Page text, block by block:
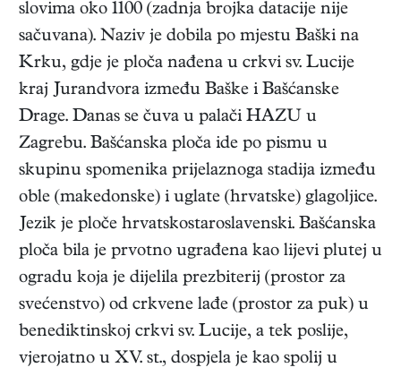
slovima oko 1100 (zadnja brojka datacije nije
sačuvana). Naziv je dobila po mjestu Baški na
Krku, gdje je ploča nađena u crkvi sv. Lucije
kraj Jurandvora između Baške i Bašćanske
Drage. Danas se čuva u palači HAZU u
Zagrebu. Bašćanska ploča ide po pismu u
skupinu spomenika prijelaznoga stadija između
oble (makedonske) i uglate (hrvatske) glagoljice.
Jezik je ploče hrvatskostaroslavenski. Bašćanska
ploča bila je prvotno ugrađena kao lijevi plutej u
ogradu koja je dijelila prezbiterij (prostor za
svećenstvo) od crkvene lađe (prostor za puk) u
benediktinskoj crkvi sv. Lucije, a tek poslije,
vjerojatno u XV. st., dospjela je kao spolij u